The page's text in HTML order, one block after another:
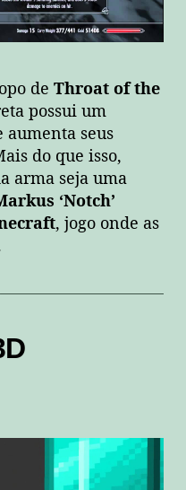
de Throat of the
possui um
seus
do que isso,
arma seja uma
‘Notch’
, jogo onde as